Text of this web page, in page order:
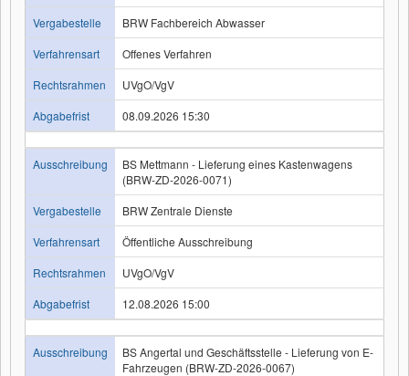
Vergabestelle
BRW Fachbereich Abwasser
Verfahrensart
Offenes Verfahren
Rechtsrahmen
UVgO/VgV
Abgabefrist
08.09.2026 15:30
Ausschreibung
BS Mettmann - Lieferung eines Kastenwagens
(BRW-ZD-2026-0071)
Vergabestelle
BRW Zentrale Dienste
Verfahrensart
Öffentliche Ausschreibung
Rechtsrahmen
UVgO/VgV
Abgabefrist
12.08.2026 15:00
Ausschreibung
BS Angertal und Geschäftsstelle - Lieferung von E-
Fahrzeugen (BRW-ZD-2026-0067)